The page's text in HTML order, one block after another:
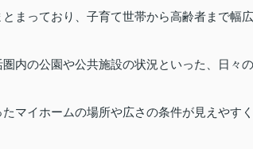
まっており、子育て世帯から高齢者まで幅広
内の公園や公共施設の状況といった、日々の
マイホームの場所や広さの条件が見えやすく